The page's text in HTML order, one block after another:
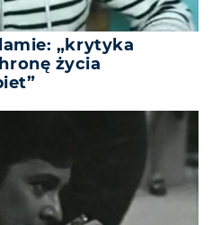
„krytyka
życia